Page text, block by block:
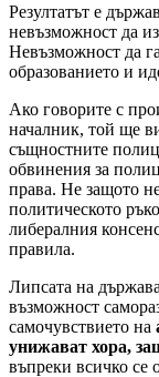
Резултатът е
невъзможност да
Невъзможност да
образованието и
Ако говорите с
началник, той ще
същностните
обвинения за
права. Не защото
политическото
либералния
правила.
Липсата на
възможност
самочувствието на
унижават хора,
въпреки всичко се